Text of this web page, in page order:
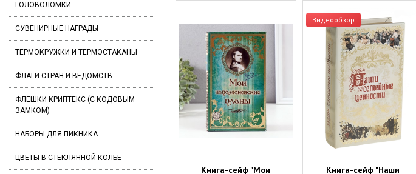
ГОЛОВОЛОМКИ
СУВЕНИРНЫЕ НАГРАДЫ
ТЕРМОКРУЖКИ И ТЕРМОСТАКАНЫ
ФЛАГИ СТРАН И ВЕДОМСТВ
ФЛЕШКИ КРИПТЕКС (С КОДОВЫМ
ЗАМКОМ)
НАБОРЫ ДЛЯ ПИКНИКА
ЦВЕТЫ В СТЕКЛЯННОЙ КОЛБЕ
Книга-сейф "Мои
Видеообзор
Книга-сейф "Наши